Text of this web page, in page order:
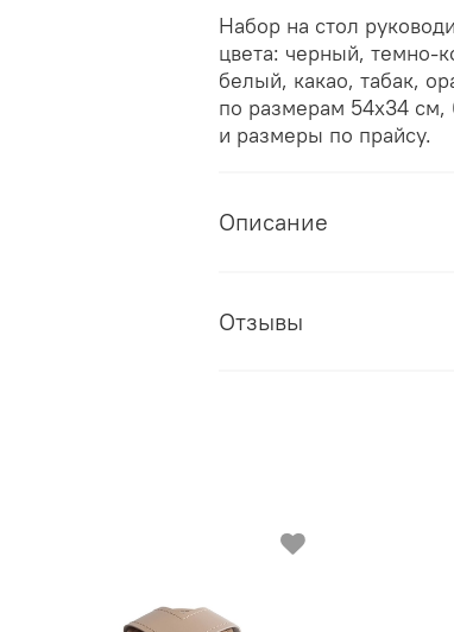
Набор на стол
цвета: черный, темно-
белый, какао, табак,
по размерам 54х34 см,
и размеры по прайсу.
Описание
Отзывы